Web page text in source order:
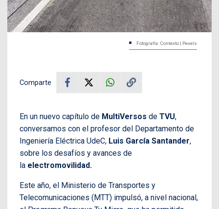
Fotografía: Contexto | Pexels
Comparte
En un nuevo capítulo de MultiVersos de TVU,
conversamos con el profesor del Departamento de
Ingeniería Eléctrica UdeC, Luis García Santander,
sobre los desafíos y avances de
la electromovilidad.
Este año, el Ministerio de Transportes y
Telecomunicaciones (MTT) impulsó, a nivel nacional,